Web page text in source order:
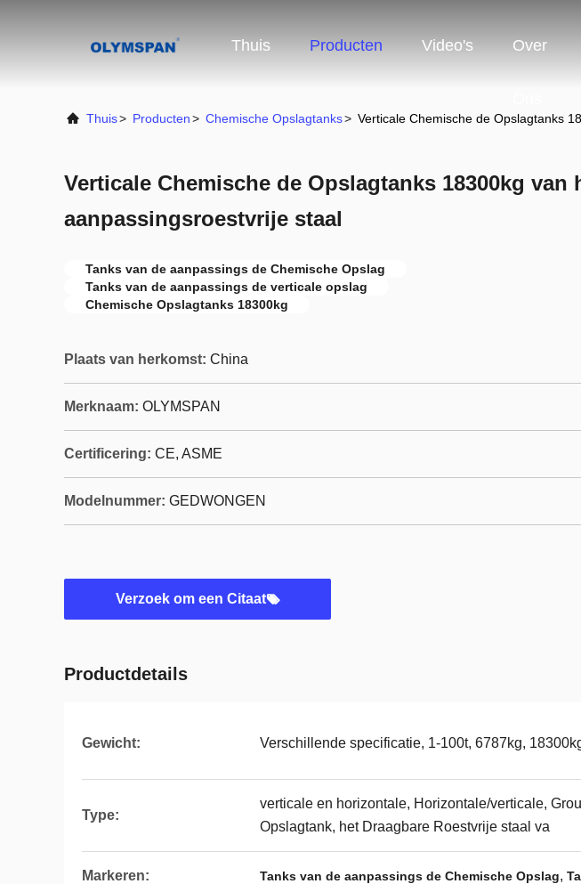
Thuis Producten Video's Over
Thuis> Producten> Chemische Opslagtanks> Verticale Chemische de Opslagtanks
Verticale Chemische de Opslagtanks 18300kg van
aanpassingsroestvrije staal
Tanks van de aanpassings de Chemische Opslag
Tanks van de aanpassings de verticale opslag
Chemische Opslagtanks 18300kg
Plaats van herkomst: China
Merknaam: OLYMSPAN
Certificering: CE, ASME
Modelnummer: GEDWONGEN
Verzoek om een Citaat
Productdetails
Gewicht: Verschillende specificatie, 1-100t, 6787kg,
Type:
verticale en horizontale, Horizontale/verticale,
Opslagtank, het Draagbare Roestvrije staal va
Markeren: Tanks van de aanpassings de Chemische Opslag,